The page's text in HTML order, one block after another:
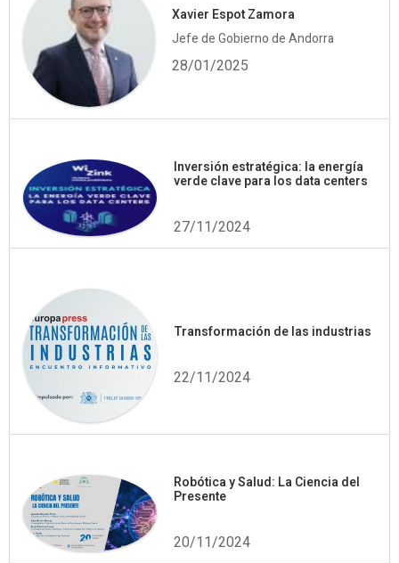
Xavier Espot Zamora
Jefe de Gobierno de Andorra
28/01/2025
Inversión estratégica: la energía
verde clave para los data centers
27/11/2024
Transformación de las industrias
22/11/2024
Robótica y Salud: La Ciencia del
Presente
20/11/2024